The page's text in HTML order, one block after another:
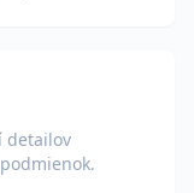
detailov